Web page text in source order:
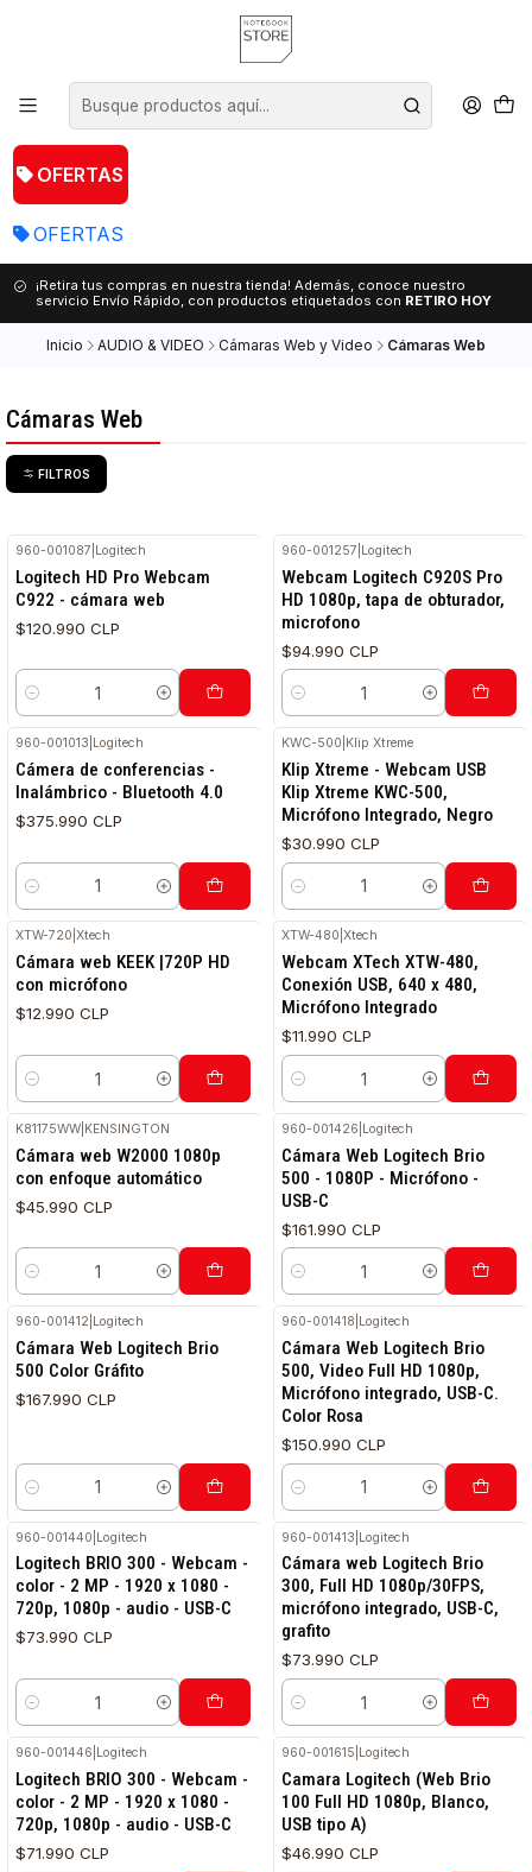
OFERTAS
OFERTAS
¡Retira tus compras en nuestra tienda! Además, conoce nuestro
servicio Envío Rápido, con productos etiquetados con RETIRO HOY
Inicio AUDIO & VIDEO Cámaras Web y Video Cámaras Web
Cámaras Web
FILTROS
960-001087 Logitech
Logitech HD Pro Webcam
C922 - cámara web
$120.990 CLP
Cantidad
960-001257 Logitech
Webcam Logitech C920S Pro
HD 1080p, tapa de obturador,
microfono
$94.990 CLP
Cantidad
960-001013 Logitech
Cámera de conferencias -
Inalámbrico - Bluetooth 4.0
$375.990 CLP
Cantidad
KWC-500 Klip Xtreme
Klip Xtreme - Webcam USB
Klip Xtreme KWC-500,
Micrófono Integrado, Negro
$30.990 CLP
Cantidad
XTW-720 |Xtech
Cámara web KEEK |720P HD
con micrófono
$12.990 CLP
Cantidad
XTW-480 |Xtech
Webcam XTech XTW-480,
Conexión USB, 640 x 480,
Micrófono Integrado
$11.990 CLP
Cantidad
K81175WW KENSINGTON
Cámara web W2000 1080p
con enfoque automático
$45.990 CLP
Cantidad
960-001426 Logitech
Cámara Web Logitech Brio
500 - 1080P - Micrófono -
USB-C
$161.990 CLP
Cantidad
960-001412 Logitech
Cámara Web Logitech Brio
500 Color Gráfito
$167.990 CLP
Cantidad
960-001418 Logitech
Cámara Web Logitech Brio
500, Video Full HD 1080p,
Micrófono integrado, USB-C.
Color Rosa
$150.990 CLP
Cantidad
960-001440 Logitech
Logitech BRIO 300 - Webcam -
color - 2 MP - 1920 x 1080 -
720p, 1080p - audio - USB-C
$73.990 CLP
Cantidad
960-001413 Logitech
Cámara web Logitech Brio
300, Full HD 1080p/30FPS,
micrófono integrado, USB-C,
grafito
$73.990 CLP
Cantidad
960-001446 Logitech
Logitech BRIO 300 - Webcam -
color - 2 MP - 1920 x 1080 -
720p, 1080p - audio - USB-C
$71.990 CLP
960-001615 Logitech
Camara Logitech (Web Brio
100 Full HD 1080p, Blanco,
USB tipo A)
$46.990 CLP